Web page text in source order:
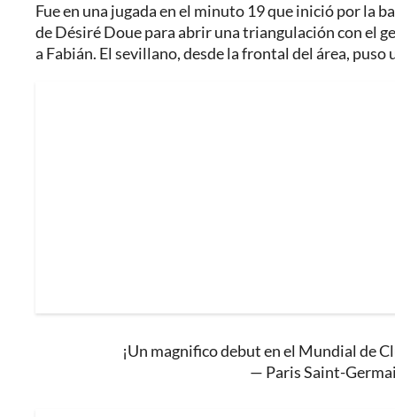
Fue en una jugada en el minuto 19 que inició por la
de Désiré Doue para abrir una triangulación con el
a Fabián. El sevillano, desde la frontal del área, puso
¡Un magnifico debut en el Mundial de
— Paris Saint-